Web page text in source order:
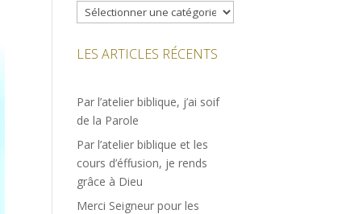
Catégories
LES ARTICLES RÉCENTS
Par l’atelier biblique, j’ai soif
de la Parole
Par l’atelier biblique et les
cours d’éffusion, je rends
grâce à Dieu
Merci Seigneur pour les